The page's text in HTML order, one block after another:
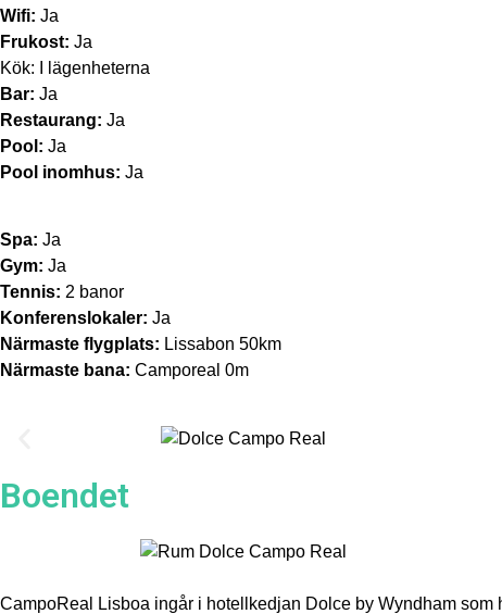
Wifi: Ja
Frukost: Ja
Kök: I lägenheterna
Bar: Ja
Restaurang: Ja
Pool: Ja
Pool inomhus: Ja
Spa: Ja
Gym: Ja
Tennis: 2 banor
Konferenslokaler: Ja
Närmaste flygplats: Lissabon 50km
Närmaste bana: Camporeal 0m
Boendet
CampoReal Lisboa ingår i hotellkedjan Dolce by Wyndham